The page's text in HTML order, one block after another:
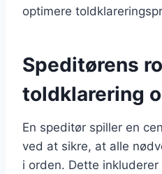
optimere
Speditørens
toldklarering
En speditør spiller en
ved at sikre, at alle
i orden. Dette inkluderer